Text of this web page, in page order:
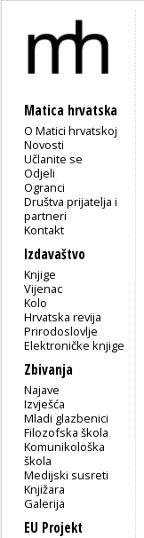
Matica hrvatska
O Matici hrvatskoj
Novosti
Učlanite se
Odjeli
Ogranci
Društva prijatelja i
partneri
Kontakt
Izdavaštvo
Knjige
Vijenac
Kolo
Hrvatska revija
Prirodoslovlje
Elektroničke knjige
Zbivanja
Najave
Izvješća
Mladi glazbenici
Filozofska škola
Komunikološka
škola
Medijski susreti
Knjižara
Galerija
EU Projekt